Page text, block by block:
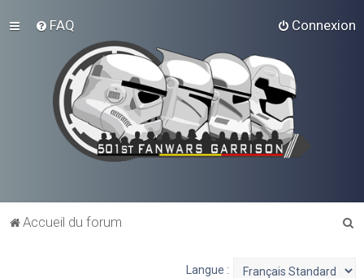
FAQ Connexion
Accueil du forum
Langue :